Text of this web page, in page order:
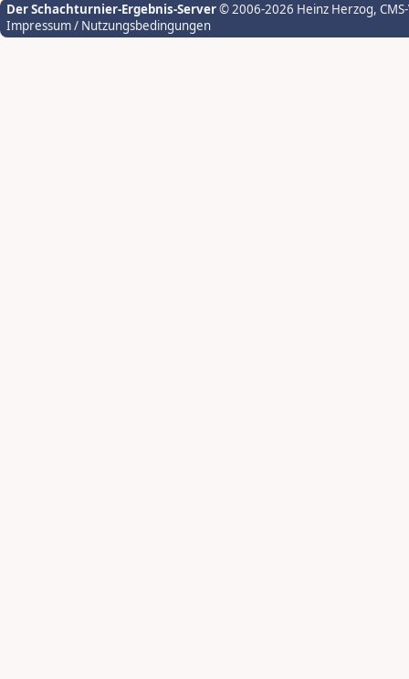
Der Schachturnier-Ergebnis-Server© 2006-2026 Heinz Herzog,
Impressum / Nutzungsbedingungen